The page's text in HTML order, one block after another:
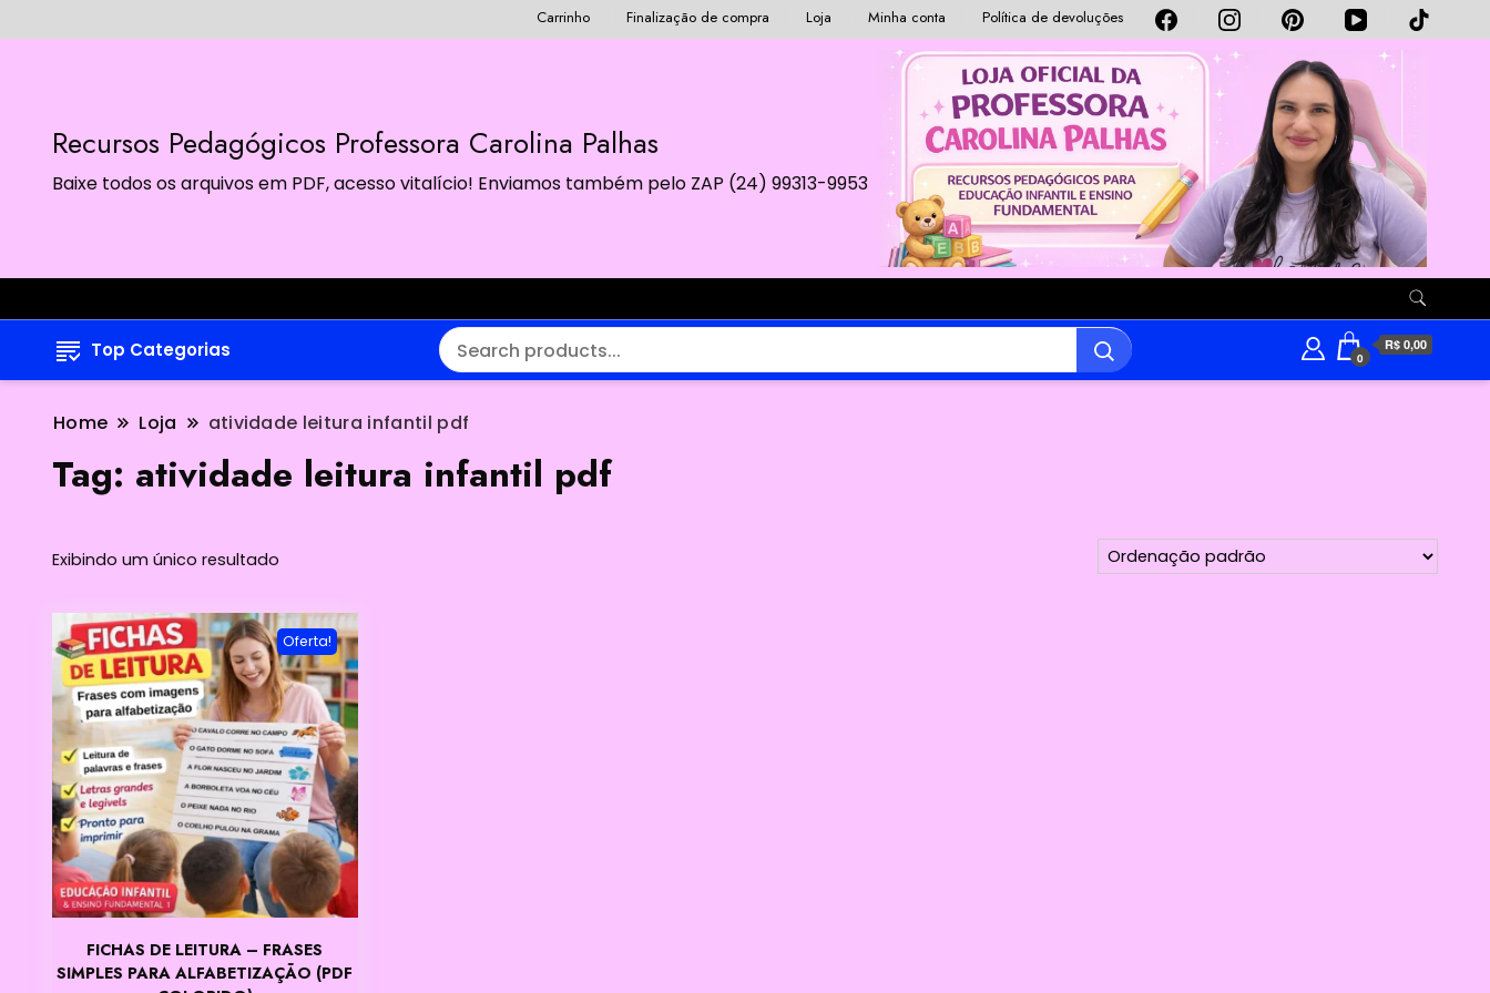
Carrinho Finalização de compra Loja Minha conta Política de devoluções
Recursos Pedagógicos Professora Carolina Palhas
Baixe todos os arquivos em PDF, acesso vitalício! Enviamos também pelo ZAP (24) 99313-9953
Top Categorias 0
R$ 0,00
Home Loja atividade leitura infantil pdf
Tag: atividade leitura infantil pdf
Exibindo um único resultado
Oferta!
FICHAS DE LEITURA – FRASES
SIMPLES PARA ALFABETIZAÇÃO (PDF